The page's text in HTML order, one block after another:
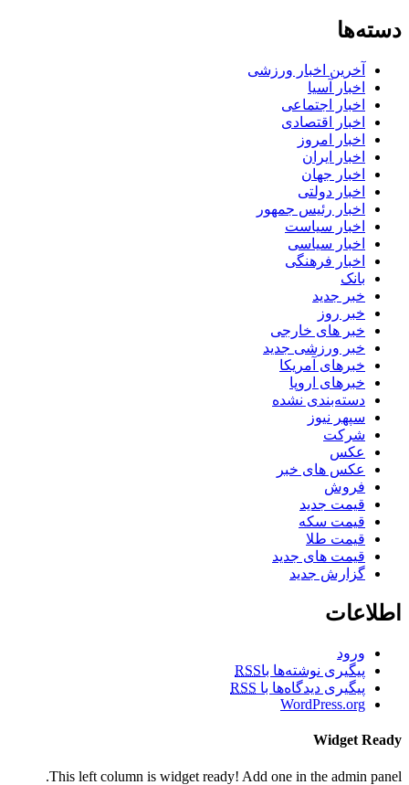
دسته‌ها
آخرین اخبار ورزشی
اخبار آسیا
اخبار اجتماعی
اخبار اقتصادی
اخبار امروز
اخبار ایران
اخبار جهان
اخبار دولتی
اخبار رئیس جمهور
اخبار سیاست
اخبار سیاسی
اخبار فرهنگی
بانک
خبر جدید
خبر روز
خبر های خارجی
خبر ورزشی جدید
خبرهای آمریکا
خبرهای اروپا
دسته‌بندی نشده
سپهر نیوز
شرکت
عکس
عکس های خبر
فروش
قیمت جدید
قیمت سکه
قیمت طلا
قیمت های جدید
گزارش جدید
اطلاعات
ورود
پیگیری نوشته‌ها باRSS
پیگیری دیدگاه‌ها با RSS
WordPress.org
Widget Ready
This left column is widget ready! Add one in the admin panel.